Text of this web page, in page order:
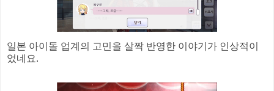
일본 아이돌 업계의 고민을 살짝 반영한 이야기가 인상적이
었네요.